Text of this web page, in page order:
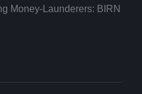
Money-Launderers: BIRN